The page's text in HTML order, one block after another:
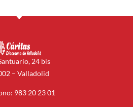
24 bis
– Valladolid
983 20 23 01